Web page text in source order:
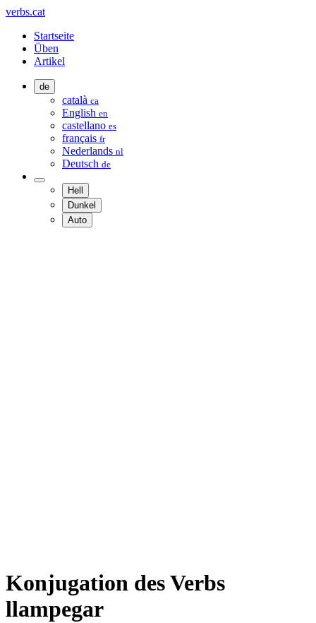
verbs.cat
Startseite
Üben
Artikel
de
català ca
English en
castellano es
français fr
Nederlands nl
Deutsch de
Hell
Dunkel
Auto
Konjugation des Verbs
llampegar